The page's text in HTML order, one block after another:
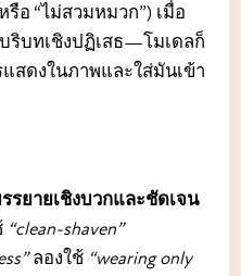
รือ “ไม่สวมหมวก”) เมื่อ
บทเชิงปฏิเสธ—โมเดลก็
สดงในภาพและใส่มันเข้า
รยายเชิงบวกและชัดเจน
“clean-shaven”
ลองใช้ “wearing only